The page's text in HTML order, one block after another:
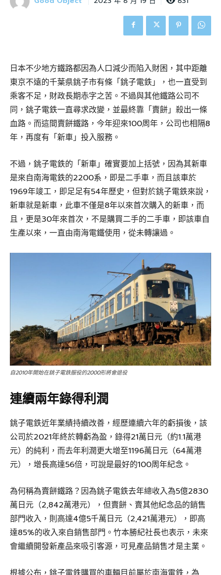
日本不少地方鐵路都因為人口減少而陷入財困，其中距離
東京不遠的千葉県銚子市有條「銚子電鉄」，也一直受到
乘客不足，財政長期赤字之苦。不過與其他鐵路公司不
同，銚子電鉄一直尋求改變，並最終靠「賣餅」殺出一條
血路。而這間賣餅鐵路，今年迎來100周年，公司也相隔8
年，再度有「新車」投入服務。
不過，銚子電鉄的「新車」確實要加上括號，因為其新車
是來自南海電鉄的2200系，即是二手車，而且該車於
1969年竣工，即足足有54年歷史，但對於銚子電鉄來說，
新車就是新車，此車不僅是8年以來首次購入的新車，而
且，更是30年來首次，不是購買二手的二手車，即該車自
生產以來，一直由南海電鐵使用，從未轉讓過。
自2010年開始在銚子電鉄服役的2000形將會退役
連續兩年錄得利潤
銚子電鉄近年業績持續改善，經歷連續六年的虧損後，該
公司於2021年終於轉虧為盈，錄得21萬日元（約1.1萬港
元）的純利，而去年利潤更大增至1196萬日元（64萬港
元），增長高達56倍，可說是最好的100周年紀念。
為何稱為賣餅鐵路？因為銚子電鉄去年總收入為5億2830
萬日元（2,842萬港元），但賣餅、賣其他紀念品的銷售
部門收入，則高達4億5千萬日元（2,421萬港元），即高
達85%的收入來自銷售部門。竹本勝紀社長也表示，未來
會繼續開發新產品來吸引客源，可見產品銷售才是主業。